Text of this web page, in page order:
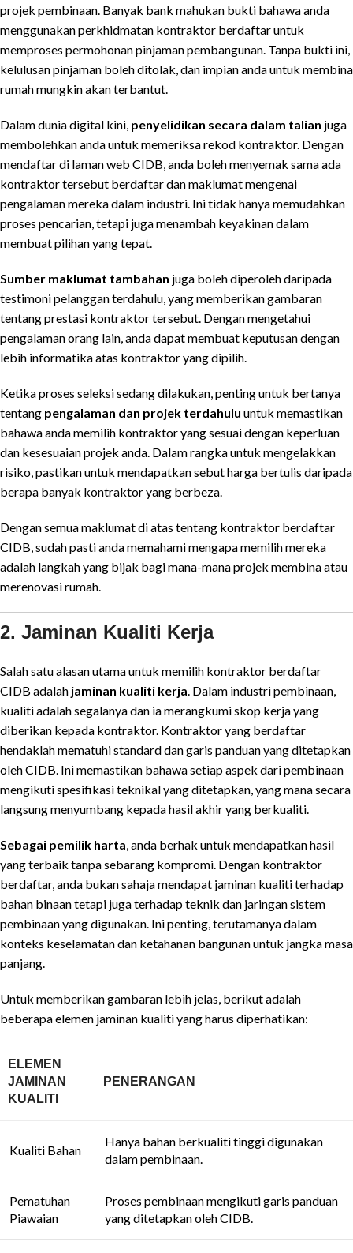
projek pembinaan. Banyak bank mahukan bukti bahawa anda
menggunakan perkhidmatan kontraktor berdaftar untuk
memproses permohonan pinjaman pembangunan. Tanpa bukti ini,
kelulusan pinjaman boleh ditolak, dan impian anda untuk membina
rumah mungkin akan terbantut.
Dalam dunia digital kini, penyelidikan secara dalam talian juga
membolehkan anda untuk memeriksa rekod kontraktor. Dengan
mendaftar di laman web CIDB, anda boleh menyemak sama ada
kontraktor tersebut berdaftar dan maklumat mengenai
pengalaman mereka dalam industri. Ini tidak hanya memudahkan
proses pencarian, tetapi juga menambah keyakinan dalam
membuat pilihan yang tepat.
Sumber maklumat tambahan juga boleh diperoleh daripada
testimoni pelanggan terdahulu, yang memberikan gambaran
tentang prestasi kontraktor tersebut. Dengan mengetahui
pengalaman orang lain, anda dapat membuat keputusan dengan
lebih informatika atas kontraktor yang dipilih.
Ketika proses seleksi sedang dilakukan, penting untuk bertanya
tentang pengalaman dan projek terdahulu untuk memastikan
bahawa anda memilih kontraktor yang sesuai dengan keperluan
dan kesesuaian projek anda. Dalam rangka untuk mengelakkan
risiko, pastikan untuk mendapatkan sebut harga bertulis daripada
berapa banyak kontraktor yang berbeza.
Dengan semua maklumat di atas tentang kontraktor berdaftar
CIDB, sudah pasti anda memahami mengapa memilih mereka
adalah langkah yang bijak bagi mana-mana projek membina atau
merenovasi rumah.
2. Jaminan Kualiti Kerja
Salah satu alasan utama untuk memilih kontraktor berdaftar
CIDB adalah jaminan kualiti kerja . Dalam industri pembinaan,
kualiti adalah segalanya dan ia merangkumi skop kerja yang
diberikan kepada kontraktor. Kontraktor yang berdaftar
hendaklah mematuhi standard dan garis panduan yang ditetapkan
oleh CIDB. Ini memastikan bahawa setiap aspek dari pembinaan
mengikuti spesifikasi teknikal yang ditetapkan, yang mana secara
langsung menyumbang kepada hasil akhir yang berkualiti.
Sebagai pemilik harta , anda berhak untuk mendapatkan hasil
yang terbaik tanpa sebarang kompromi. Dengan kontraktor
berdaftar, anda bukan sahaja mendapat jaminan kualiti terhadap
bahan binaan tetapi juga terhadap teknik dan jaringan sistem
pembinaan yang digunakan. Ini penting, terutamanya dalam
konteks keselamatan dan ketahanan bangunan untuk jangka masa
panjang.
Untuk memberikan gambaran lebih jelas, berikut adalah
beberapa elemen jaminan kualiti yang harus diperhatikan:
ELEMEN
JAMINAN
KUALITI
PENERANGAN
Kualiti Bahan
Hanya bahan berkualiti tinggi digunakan
dalam pembinaan.
Pematuhan
Piawaian
Proses pembinaan mengikuti garis panduan
yang ditetapkan oleh CIDB.